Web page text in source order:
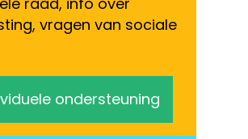
vragen van sociale
ondersteuning